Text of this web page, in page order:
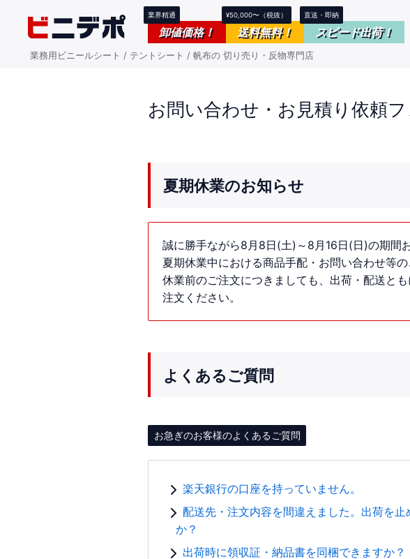
業界精通
卸値価格！
¥50,000〜（税抜）
送料無料！
直送・即納
スピード出荷！
業務用ビニールシート / テントシート / 帆布の 切り売り・反物専門店
お問い合わせ・お見積り依頼
夏期休業のお知らせ
誠に勝手ながら8月8日(土)～8月16日(日)の期間
夏期休業中における商品手配・お問い合わせ等
休業前のご注文につきましても、出荷・配送と
注文ください。
よくあるご質問
お急ぎのお客様のよくあるご質問
楽天銀行の口座を持っていません。
配送先・注文内容を間違えました。出荷を止
か？
出荷時に領収証・納品書を同梱できますか？